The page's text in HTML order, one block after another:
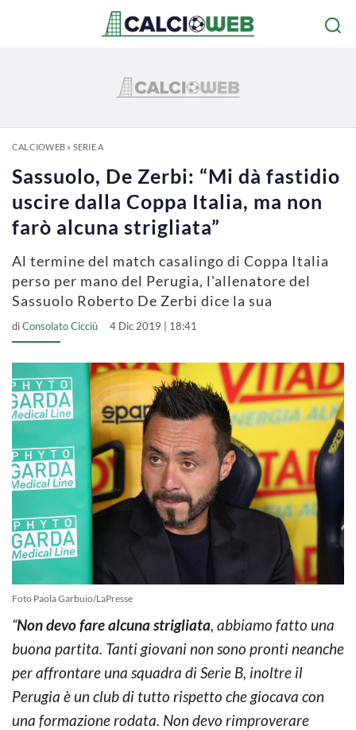
CALCIOWEB» SERIE A
Sassuolo, De Zerbi: “Mi dà fastidio
uscire dalla Coppa Italia, ma non
farò alcuna strigliata”
Al termine del match casalingo di Coppa Italia
perso per mano del Perugia, l'allenatore del
Sassuolo Roberto De Zerbi dice la sua
diConsolato Cicciù 4 Dic 2019 | 18:41
Foto Paola Garbuio/LaPresse
“Non devo fare alcuna strigliata, abbiamo fatto una
buona partita. Tanti giovani non sono pronti neanche
per affrontare una squadra di Serie B, inoltre il
Perugia è un club di tutto rispetto che giocava con
una formazione rodata. Non devo rimproverare